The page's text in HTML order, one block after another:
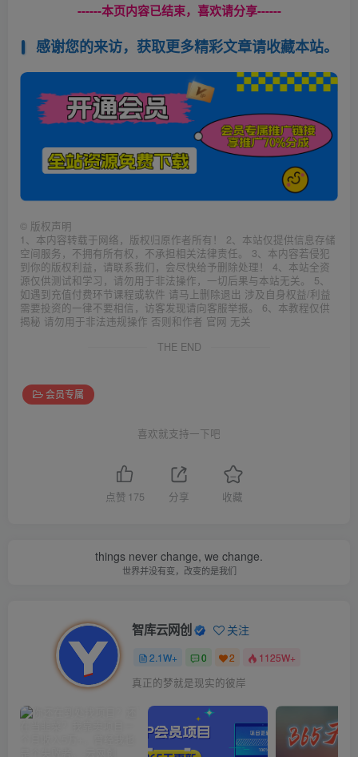
------本页内容已结束，喜欢请分享------
感谢您的来访，获取更多精彩文章请收藏本站。
© 版权声明
1、本内容转载于网络，版权归原作者所有！ 2、本站仅提供信息存储
空间服务，不拥有所有权，不承担相关法律责任。 3、本内容若侵犯
到你的版权利益，请联系我们，会尽快给予删除处理！ 4、本站全资
源仅供测试和学习，请勿用于非法操作，一切后果与本站无关。 5、
如遇到充值付费环节课程或软件 请马上删除退出 涉及自身权益/利益
需要投资的一律不要相信，访客发现请向客服举报。 6、本教程仅供
揭秘 请勿用于非法违规操作 否则和作者 官网 无关
THE END
会员专属
喜欢就支持一下吧
点赞 175 分享 收藏
things never change, we change.
世界并没有变，改变的是我们
智库云网创 关注
2.1W+ 0 2 1125W+
真正的梦就是现实的彼岸